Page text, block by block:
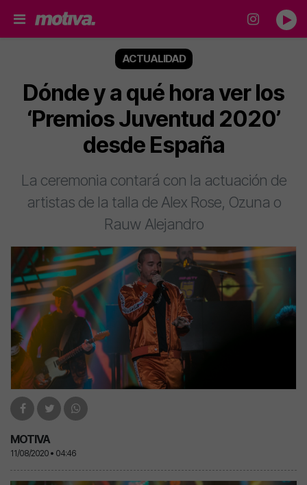
ACTUALIDAD
Dónde y a qué hora ver los
‘Premios Juventud 2020’
desde España
La ceremonia contará con la actuación de
artistas de la talla de Alex Rose, Ozuna o
Rauw Alejandro
MOTIVA
11/08/2020 • 04:46